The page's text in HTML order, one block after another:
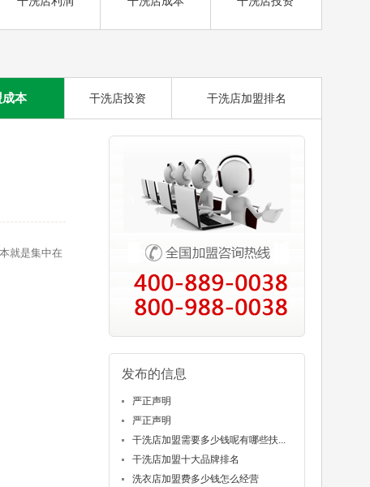
本 干洗店投资 干洗店加盟排名
就是集中在
发布的信息
严正声明
严正声明
干洗店加盟需要多少钱呢有哪些扶...
干洗店加盟十大品牌排名
洗衣店加盟费多少钱怎么经营